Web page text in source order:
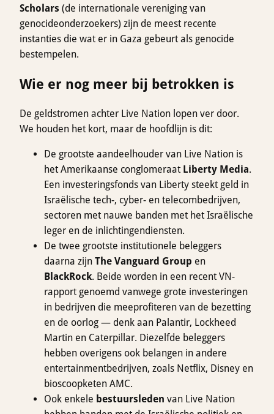
Scholars (de internationale vereniging van
genocideonderzoekers) zijn de meest recente
instanties die wat er in Gaza gebeurt als genocide
bestempelen.
Wie er nog meer bij betrokken is
De geldstromen achter Live Nation lopen ver door.
We houden het kort, maar de hoofdlijn is dit:
De grootste aandeelhouder van Live Nation is
het Amerikaanse conglomeraat Liberty Media.
Een investeringsfonds van Liberty steekt geld in
Israëlische tech-, cyber- en telecombedrijven,
sectoren met nauwe banden met het Israëlische
leger en de inlichtingendiensten.
De twee grootste institutionele beleggers
daarna zijn The Vanguard Group en
BlackRock. Beide worden in een recent VN-
rapport genoemd vanwege grote investeringen
in bedrijven die meeprofiteren van de bezetting
en de oorlog — denk aan Palantir, Lockheed
Martin en Caterpillar. Diezelfde beleggers
hebben overigens ook belangen in andere
entertainmentbedrijven, zoals Netflix, Disney en
bioscoopketen AMC.
Ook enkele bestuursleden van Live Nation